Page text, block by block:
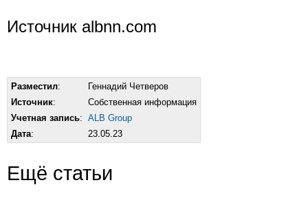
Источник albnn.com
Разместил:
Геннадий Четверов
Источник:
Собственная информация
Учетная запись: ALB Group
Дата: 23.05.23
Ещё статьи